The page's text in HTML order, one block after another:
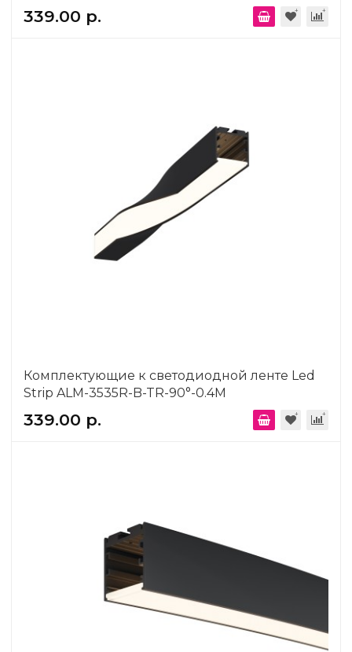
339.00 р.
Комплектующие к светодиодной ленте Led
Strip ALM-3535R-B-TR-90°-0.4M
339.00 р.